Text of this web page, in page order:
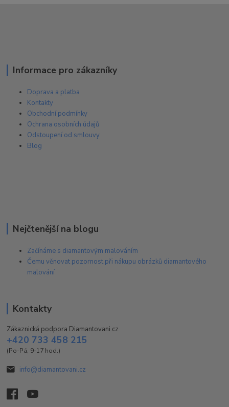
Informace pro zákazníky
Doprava a platba
Kontakty
Obchodní podmínky
Ochrana osobních údajů
Odstoupení od smlouvy
Blog
Nejčtenější na blogu
Začínáme s diamantovým malováním
Čemu věnovat pozornost při nákupu obrázků diamantového
malování
Kontakty
Zákaznická podpora Diamantovani.cz
+420 733 458 215
(Po-Pá, 9-17 hod.)
info@diamantovani.cz